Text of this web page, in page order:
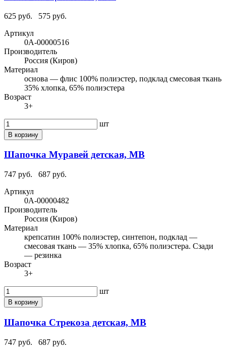
625 руб.
575 руб.
Артикул
0А-00000516
Производитель
Россия (Киров)
Материал
основа — флис 100% полиэстер, подклад смесовая ткань
35% хлопка, 65% полиэстера
Возраст
3+
шт
В корзину
Шапочка Муравей детская, МВ
747 руб.
687 руб.
Артикул
0А-00000482
Производитель
Россия (Киров)
Материал
крепсатин 100% полиэстер, синтепон, подклад —
смесовая ткань — 35% хлопка, 65% полиэстера. Сзади
— резинка
Возраст
3+
шт
В корзину
Шапочка Стрекоза детская, МВ
747 руб.
687 руб.